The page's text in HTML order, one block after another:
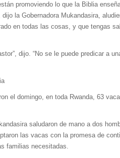
promoviendo lo que la Biblia
la Gobernadora Mukandasira,
en todas las cosas, y que tengas
dijo. “No se le puede predicar a
el domingo, en toda Rwanda, 63
saludaron de mano a dos
las vacas con la promesa de
familias necesitadas.